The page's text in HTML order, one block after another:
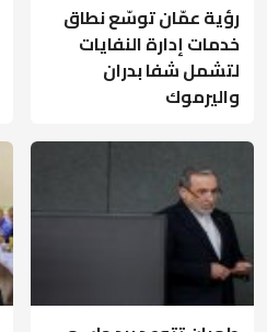
رؤية عمّان توسّع نطاق
خدمات إدارة النفايات
لتشمل شفا بدران
واليرموك